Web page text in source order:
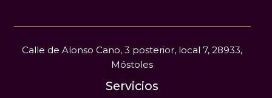
Calle de Alonso Cano, 3 posterior, local 7, 28933,
Móstoles
Servicios